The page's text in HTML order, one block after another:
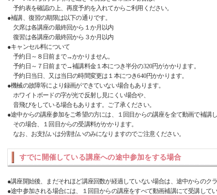
予約表を確認の上、再度予約を入れてからご利用ください。
●補講、復習の期限は以下の通りです。
欠席は各講座の最終回から１か月以内
復習は各講座の最終回から３か月以内
●キャンセル料について
予約日～８日前まで→かかりません。
予約日～７日前まで→補講料金１本につき半分の320円がかかります。
予約日当日、又は当日の時間変更は１本につき640円かかります。
●機械の故障等により録画ができていない場合もあります。
ホワイトボードの字が光で反射し見にくい場合や、
音飛びをしている場合もあります。ご了承ください。
●途中からの講座参加をご希望の方には、１回目からの講座を全て動画で補講
その場合、１回目からの受講料がかかります。
なお、お支払いは分割払いのみになりますのでご注意ください。
すでに開催している講座への途中参加をする場合
●講座開始後、まだそれほど講座回数が経過していない場合は、途中からのク
●途中参加される場合には、１回目からの講座をすべて動画補講にて受講して